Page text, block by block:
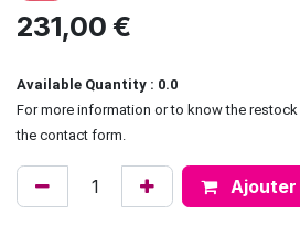
231,00 €
Available Quantity : 0.0
For more information or to know the
the contact form.
Ajouter